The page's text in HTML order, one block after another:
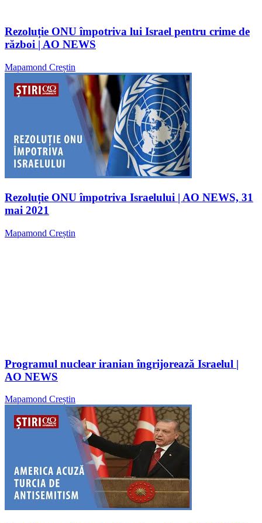
Rezoluție ONU împotriva lui Israel pentru crime de
război | AO NEWS
Mapamond Creștin
Rezoluție ONU împotriva Israelului | AO NEWS, 31
mai 2021
Mapamond Creștin
Programul nuclear iranian îngrijorează Israelul |
AO NEWS
Mapamond Creștin